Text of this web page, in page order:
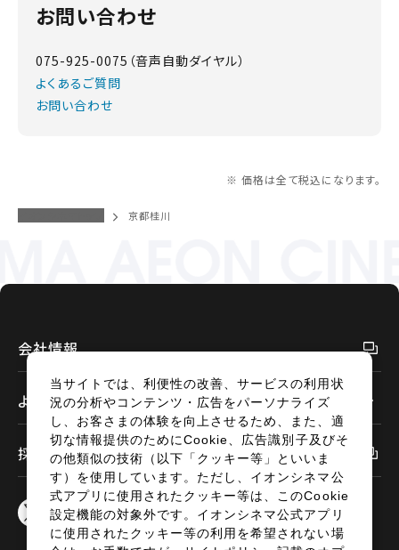
お問い合わせ
075-925-0075（音声自動ダイヤル）
よくあるご質問
お問い合わせ
※ 価格は全て税込になります。
京都桂川
会社情報
よくあるご質問
採用情報
当サイトでは、利便性の改善、サービスの利用状
況の分析やコンテンツ・広告をパーソナライズ
し、お客さまの体験を向上させるため、また、適
切な情報提供のためにCookie、広告識別子及びそ
の他類似の技術（以下「クッキー等」といいま
す）を使用しています。ただし、イオンシネマ公
式アプリに使用されたクッキー等は、このCookie
設定機能の対象外です。イオンシネマ公式アプリ
に使用されたクッキー等の利用を希望されない場